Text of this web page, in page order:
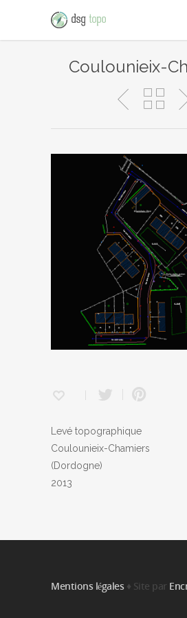
Coulounieix-
Levé topographique
Coulounieix-Chamiers
(Dordogne)
2013
Mentions légales♦ Site par